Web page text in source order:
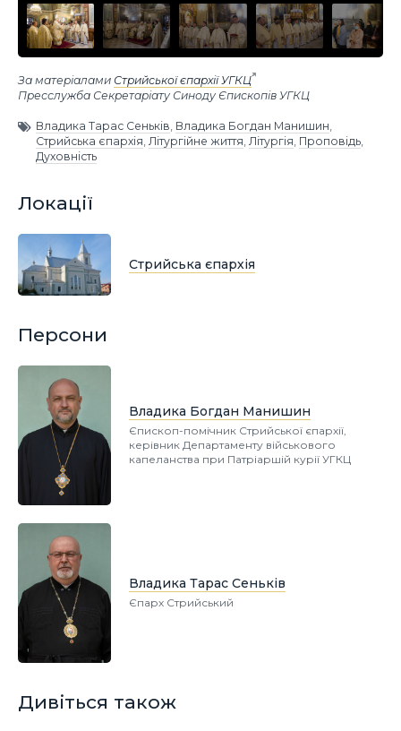
За матеріалами Стрийської єпархії УГКЦ
Пресслужба Секретаріату Синоду Єпископів УГКЦ
Владика Тарас Сеньків Владика Богдан Манишин
Стрийська єпархія Літургійне життя Літургія Проповідь
Духовність
Локації
Стрийська єпархія
Персони
Владика Богдан Манишин
Єпископ-помічник Стрийської єпархії,
керівник Департаменту військового
капеланства при Патріаршій курії УГКЦ
Владика Тарас Сеньків
Єпарх Стрийський
Дивіться також